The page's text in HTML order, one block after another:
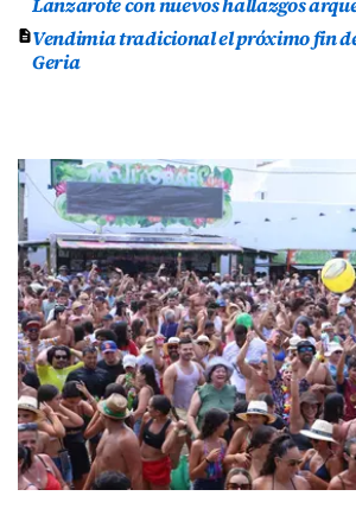
Vendimia tradicional el próximo fin
Geria